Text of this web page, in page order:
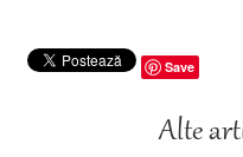
Save
Alte